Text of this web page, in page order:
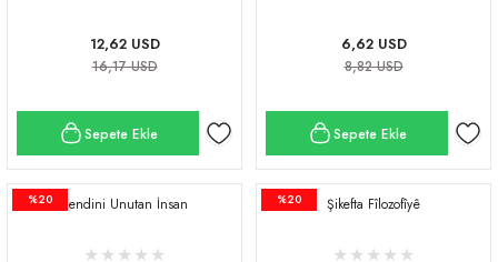
12,62 USD
16,17 USD
Sepete Ekle
6,62 USD
8,82 USD
Sepete Ekle
%20 Kendini Unutan İnsan %20 Şikefta Fîlozofîyê